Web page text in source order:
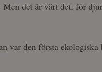
det är värt det, för
var den första ekologiska